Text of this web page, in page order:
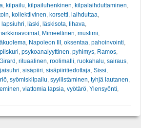
kilpailu kilpailuhenkinen kilpalaihduttaminen
kollektiivinen korsetti laihduttaa
lapsiuhri läski läskisota lihava
, Mimeettinen muslimi
Napoleon III oksentaa pahoinvointi
piiskuri psykoanalyyttinen pyhimys Ramos
rituaalinen roolimalli ruokahalu sairaus
sisäpiiri sisäpiiritiedottaja Sissi
syömiskilpailu syyllistäminen tyhjä lautanen
viattomia lapsia vyötärö Ylensyönti